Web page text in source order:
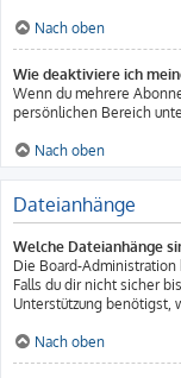
Nach oben
Wie deaktiviere ich
Wenn du mehrere
persönlichen Bereich
Nach oben
Dateianhänge
Welche Dateianhänge
Die Board-
Falls du dir nicht sicher
Unterstützung benötigst,
Nach oben